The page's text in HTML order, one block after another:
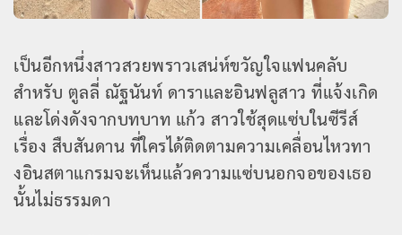
เป็นอีกหนึ่งสาวสวยพราวเสน่ห์ขวัญใจแฟนคลับ
สำหรับ ตูลลี่ ณัฐนันท์ ดาราและอินฟลูสาว ที่แจ้งเกิด
และโด่งดังจากบทบาท แก้ว สาวใช้สุดแซ่บในซีรีส์
เรื่อง สืบสันดาน ที่ใครได้ติดตามความเคลื่อนไหวทา
งอินสตาแกรมจะเห็นแล้วความแซ่บนอกจอของเธอ
นั้นไม่ธรรมดา